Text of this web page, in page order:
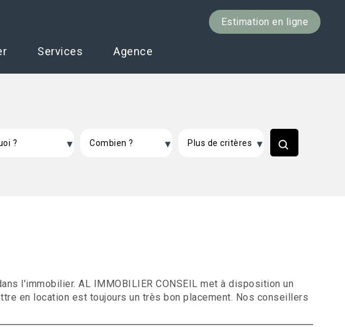
Estimation en ligne
Services Agence
l'immobilier. AL IMMOBILIER CONSEIL met à disposition un
en location est toujours un très bon placement. Nos conseillers